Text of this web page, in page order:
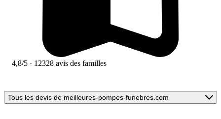
4,8/5 · 12328 avis des familles
Tous les devis de meilleures-pompes-funebres.com